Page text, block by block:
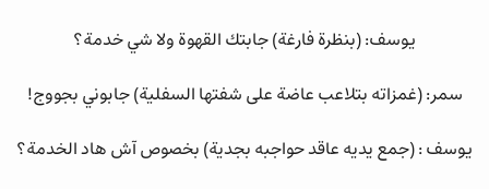
يوسف: (بنظرة فارغة) جابتك القهوة ولا شي خدمة؟
سمر: (غمزاته بتلاعب عاضة على شفتها السفلية) جابوني بجووج!
يوسف : (جمع يديه عاقد حواجبه بجدية) بخصوص آش هاد الخدمة؟